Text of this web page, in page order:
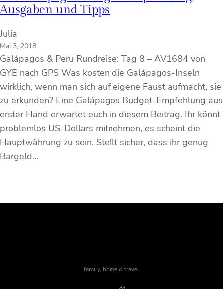
Ausgaben und Tipps
Julia
Mai 3, 2018
Galápagos & Peru Rundreise: Tag 8 – AV1684 von
GYE nach GPS Was kosten die Galápagos-Inseln
wirklich, wenn man sich auf eigene Faust aufmacht, sie
zu erkunden? Eine Galápagos Budget-Empfehlung aus
erster Hand erwartet euch in diesem Beitrag. Ihr könnt
problemlos US-Dollars mitnehmen, es scheint die
Hauptwährung zu sein. Stellt sicher, dass ihr genug
Bargeld…
family, home & travel